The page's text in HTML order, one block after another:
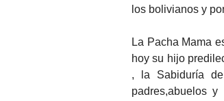
los bolivianos y
La Pacha Mama
hoy su hijo
, la Sabiduría
padres,abuelos